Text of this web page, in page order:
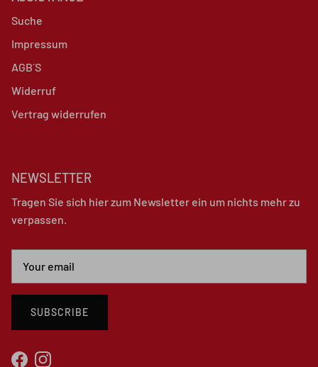
Suche
Impressum
AGB´S
Widerruf
Vertrag widerrufen
NEWSLETTER
Tragen Sie sich hier zum Newsletter ein um nichts mehr zu
verpassen.
SUBSCRIBE